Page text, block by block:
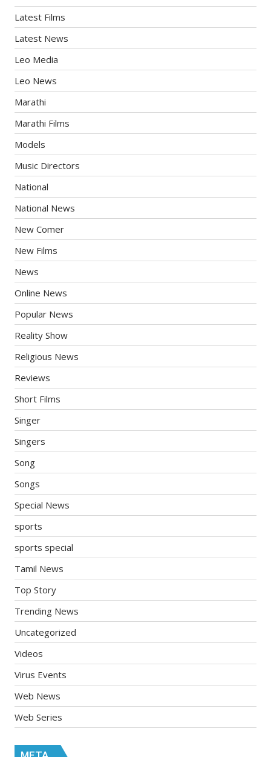
Latest Films
Latest News
Leo Media
Leo News
Marathi
Marathi Films
Models
Music Directors
National
National News
New Comer
New Films
News
Online News
Popular News
Reality Show
Religious News
Reviews
Short Films
Singer
Singers
Song
Songs
Special News
sports
sports special
Tamil News
Top Story
Trending News
Uncategorized
Videos
Virus Events
Web News
Web Series